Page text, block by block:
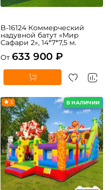
B-16124 Коммерческий
надувной батут «Мир
Сафари 2», 14*7*7,5 м.
633 900 ₽
В НАЛИЧИИ
5